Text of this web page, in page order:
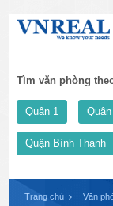
Tìm văn phòng
Quận 1
Quận Bình Thạnh
Trang chủ Văn